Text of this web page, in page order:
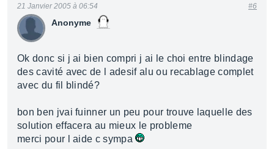
Anonyme
21 Janvier 2005 à 06:54 #6
Ok donc si j ai bien compri j ai le choi entre blindage
des cavité avec de l adesif alu ou recablage complet
avec du fil blindé?
bon ben jvai fuinner un peu pour trouve laquelle des
solution effacera au mieux le probleme
merci pour l aide c sympa